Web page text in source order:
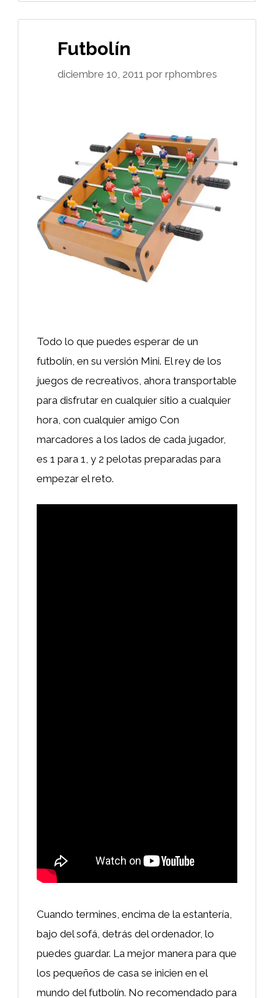
Futbolín
diciembre 10, 2011 por rphombres
Todo lo que puedes esperar de un
futbolín, en su versión Mini. El rey de los
juegos de recreativos, ahora transportable
para disfrutar en cualquier sitio a cualquier
hora, con cualquier amigo Con
marcadores a los lados de cada jugador,
es 1 para 1, y 2 pelotas preparadas para
empezar el reto.
Cuando termines, encima de la estantería,
bajo del sofá, detrás del ordenador, lo
puedes guardar. La mejor manera para que
los pequeños de casa se inicien en el
mundo del futbolín. No recomendado para